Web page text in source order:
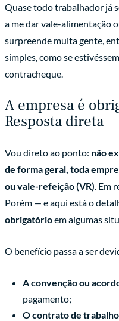
Quase todo trabalhador já
a me dar vale-alimentação
surpreende muita gente,
simples, como se
contracheque.
A empresa é
Resposta direta
Vou direto ao ponto: não
de forma geral, toda
ou vale-refeição (VR). Em
Porém — e aqui está o
obrigatórioem algumas
O benefício passa a ser
A convenção ou
pagamento;
O contrato de trabalho